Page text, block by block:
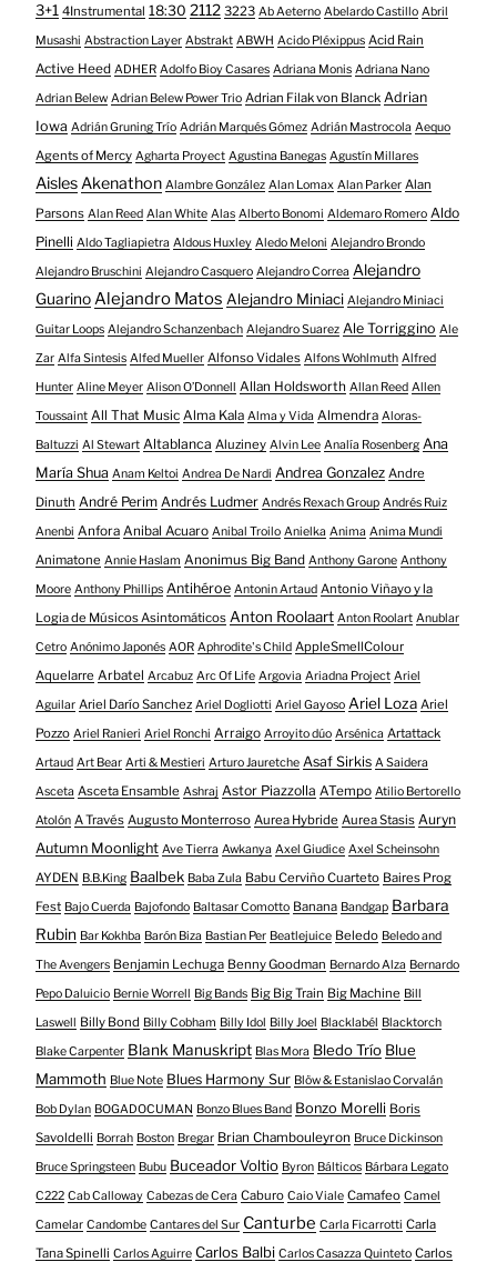
3+1 4Instrumental 18:30 2112 3223 Ab Aeterno Abelardo Castillo Abril
Musashi Abstraction Layer Abstrakt ABWH Acido Pléxippus Acid Rain
Active Heed ADHER Adolfo Bioy Casares Adriana Monis Adriana Nano
Adrian Belew Adrian Belew Power Trio Adrian Filak von Blanck Adrian
Iowa Adrián Gruning Trío Adrián Marqués Gómez Adrián Mastrocola Aequo
Agents of Mercy Agharta Proyect Agustina Banegas Agustín Millares
AislesAkenathon Alambre González Alan Lomax Alan Parker Alan
Parsons Alan Reed Alan White Alas Alberto Bonomi Aldemaro Romero Aldo
Pinelli Aldo Tagliapietra Aldous Huxley Aledo Meloni Alejandro Brondo
Alejandro Bruschini Alejandro Casquero Alejandro Correa Alejandro
GuarinoAlejandro Matos Alejandro Miniaci Alejandro Miniaci
Guitar Loops Alejandro Schanzenbach Alejandro Suarez Ale Torriggino Ale
Zar Alfa Sintesis Alfed Mueller Alfonso Vidales Alfons Wohlmuth Alfred
Hunter Aline Meyer Alison O​’​Donnell Allan Holdsworth Allan Reed Allen
Toussaint All That Music Alma Kala Alma y Vida Almendra Aloras-
Baltuzzi Al Stewart Altablanca Aluziney Alvin Lee Analía Rosenberg Ana
María Shua Anam Keltoi Andrea De Nardi Andrea Gonzalez Andre
Dinuth André Perim Andrés Ludmer Andrés Rexach Group Andrés Ruiz
Anenbi Anfora Anibal Acuaro Anibal Troilo Anielka Anima Anima Mundi
Animatone Annie Haslam Anonimus Big Band Anthony Garone Anthony
Moore Anthony Phillips Antihéroe Antonin Artaud Antonio Viñayo y la
Logia de Músicos Asintomáticos Anton Roolaart Anton Roolart Anublar
Cetro Anónimo Japonés AOR Aphrodite's Child AppleSmellColour
Aquelarre Arbatel Arcabuz Arc Of Life Argovia Ariadna Project Ariel
Aguilar Ariel Darío Sanchez Ariel Dogliotti Ariel Gayoso Ariel Loza Ariel
Pozzo Ariel Ranieri Ariel Ronchi Arraigo Arroyito dúo Arsénica Artattack
Artaud Art Bear Arti & Mestieri Arturo Jauretche Asaf Sirkis A Saidera
Asceta Asceta Ensamble Ashraj Astor Piazzolla ATempo Atilio Bertorello
Atolón A Través Augusto Monterroso Aurea Hybride Aurea Stasis Auryn
Autumn Moonlight Ave Tierra Awkanya Axel Giudice Axel Scheinsohn
AYDEN B.B.King Baalbek Baba Zula Babu Cerviño Cuarteto Baires Prog
Fest Bajo Cuerda Bajofondo Baltasar Comotto Banana Bandgap Barbara
Rubin Bar Kokhba Barón Biza Bastian Per Beatlejuice Beledo Beledo and
The Avengers Benjamin Lechuga Benny Goodman Bernardo Alza Bernardo
Pepo Daluicio Bernie Worrell Big Bands Big Big Train Big Machine Bill
Laswell
Billy Bond Billy Cobham Billy Idol Billy Joel Blacklabél Blacktorch
Blake Carpenter Blank Manuskript Blas Mora Bledo Trío Blue
Mammoth Blue Note Blues Harmony Sur Blöw & Estanislao Corvalán
Bob Dylan BOGADOCUMAN Bonzo Blues Band Bonzo Morelli Boris
Savoldelli Borrah Boston Bregar Brian Chambouleyron Bruce Dickinson
Bruce Springsteen Bubu Buceador Voltio Byron Bálticos Bárbara Legato
C222 Cab Calloway Cabezas de Cera Caburo Caio Viale Camafeo Camel
Camelar Candombe Cantares del Sur Canturbe Carla Ficarrotti Carla
Tana Spinelli Carlos Aguirre Carlos Balbi Carlos Casazza Quinteto Carlos